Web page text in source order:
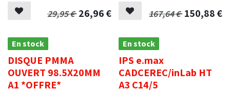
29,95€ 26,96€ 167,64€ 150,88€
En stock
DISQUE PMMA
OUVERT 98.5X20MM
A1 *OFFRE*
En stock
IPS e.max
CADCEREC/inLab HT
A3 C14/5